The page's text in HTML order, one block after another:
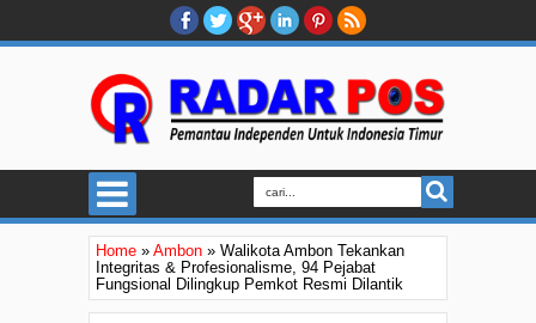
Home » Ambon » Walikota Ambon Tekankan
Integritas & Profesionalisme, 94 Pejabat
Fungsional Dilingkup Pemkot Resmi Dilantik